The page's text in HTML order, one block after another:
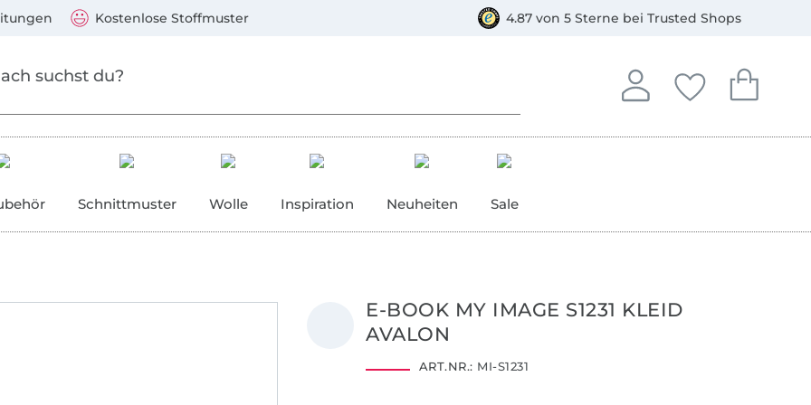
Kostenlose Stoffmuster 4.87 von 5 Sterne bei Trusted Shops
Anmelden
In deinem Konto
Deine
Du hast keine
Dein
Du hast
Schnittmuster Wolle Inspiration Neuheiten Sale
E-BOOK MY IMAGE S1231 KLEID
AVALON
ART.NR.: MI-S1231
Mastercard, PayPal, Giropay, Kauf auf Rechnung, Vorkasse